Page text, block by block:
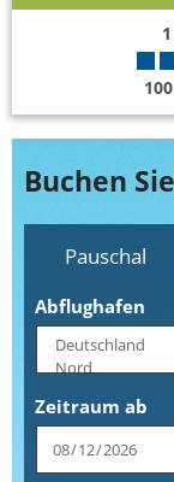
1
Pauschal
Abflughafen
Zeitraum ab